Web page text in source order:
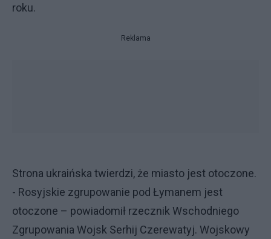
roku.
Reklama
Strona ukraińska twierdzi, że miasto jest otoczone.
- Rosyjskie zgrupowanie pod Łymanem jest
otoczone – powiadomił rzecznik Wschodniego
Zgrupowania Wojsk Serhij Czerewatyj. Wojskowy